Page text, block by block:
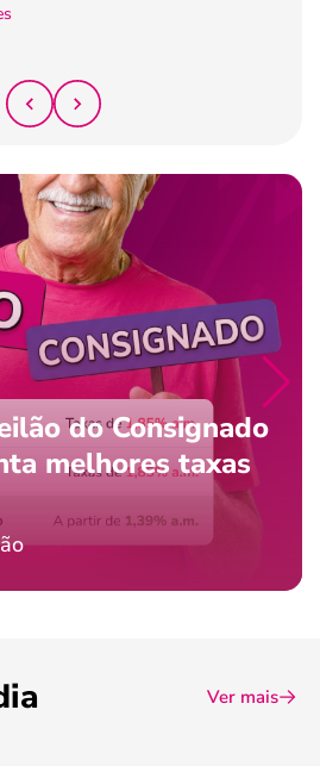
do Consignado
melhores taxas
Ver mais